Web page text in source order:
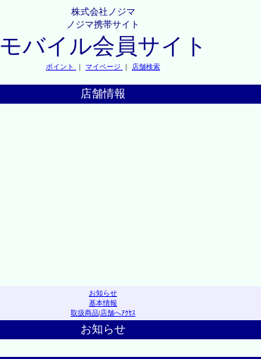
株式会社ノジマ
ノジマ携帯サイト
モバイル会員サイト
ポイント ｜ マイページ ｜ 店舗検索
店舗情報
お知らせ
基本情報
取扱商品|店舗へｱｸｾｽ
お知らせ